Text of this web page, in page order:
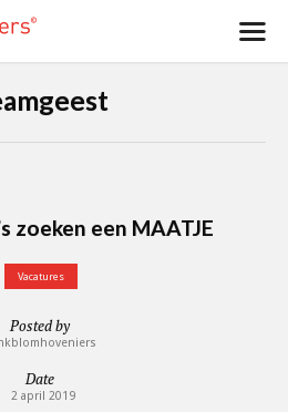
zoeken een MAATJE
Vacatures
Posted by
Date
2 april 2019